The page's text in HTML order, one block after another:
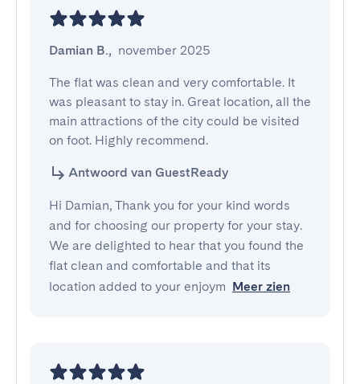
Damian B., november 2025
The flat was clean and very comfortable. It
was pleasant to stay in. Great location, all the
main attractions of the city could be visited
on foot. Highly recommend.
Antwoord van GuestReady
Hi Damian, Thank you for your kind words
and for choosing our property for your stay.
We are delighted to hear that you found the
flat clean and comfortable and that its
location added to your enjoym Meer zien